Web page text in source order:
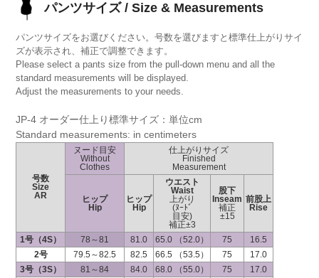
パンツサイズ / Size & Measurements
パンツサイズをお選びください。号数を選びますと標準仕上がりサイ
ズが表示され、補正で調整できます。
Please select a pants size from the pull-down menu and all the
standard measurements will be displayed.
Adjust the measurements to your needs.
JP-4 オーダー仕上り標準サイズ：単位cm
Standard measurements: in centimeters
号数
Size
AR
ヌード目安
Without
Clothes
仕上がりサイズ
Finished
Measurement
ヒップ
Hip
ヒップ
Hip
ウエスト
Waist
上がり
(ﾇｰﾄﾞ
目安)
補正±3
股下
Inseam
補正
±15
前股上
Rise
1号（4S） 78～81 81.0 65.0 （52.0） 75
16.5
2号
79.5～82.5 82.5 66.5 （53.5） 75
17.0
3号（3S）
81～84 84.0 68.0 （55.0） 75
17.0